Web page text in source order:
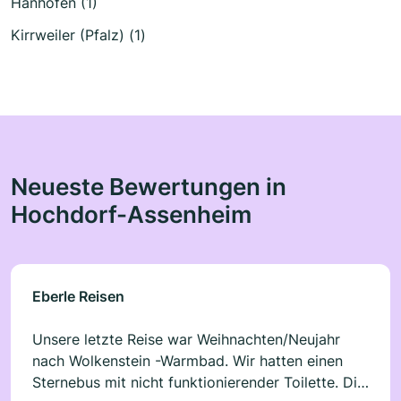
Kirrweiler (Pfalz) (1)
Neueste Bewertungen in
Hochdorf-Assenheim
Eberle Reisen
Unsere letzte Reise war Weihnachten/Neujahr
nach Wolkenstein -Warmbad. Wir hatten einen
Sternebus mit nicht funktionierender Toilette. Die